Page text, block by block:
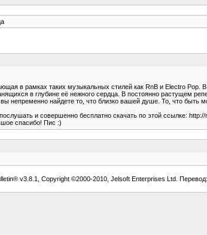
в рамках таких музыкальных стилей как RnB и Electro Pop.
в глубине её нежного сердца. В постоянно растущем
найдете то, что близко вашей душе. То, что быть
и совершенно бесплатно скачать по этой ссылке:
спасибо! Пис :)
v3.8.1, Copyright ©2000-2010, Jelsoft Enterprises Ltd.